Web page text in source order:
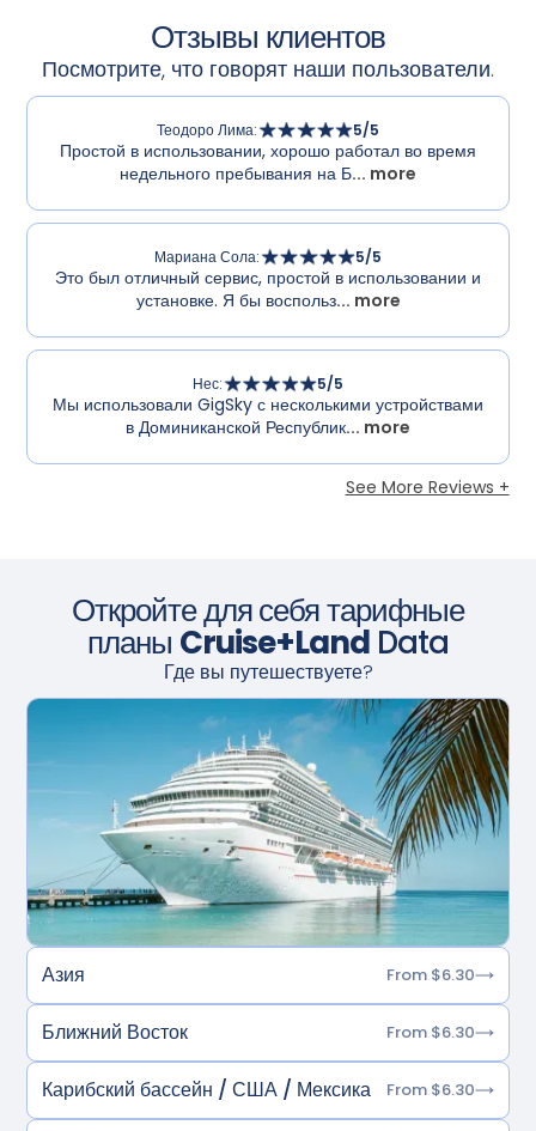
Отзывы клиентов
Посмотрите, что говорят наши пользователи.
Теодоро Лима: 5/5
Простой в использовании, хорошо работал во время
недельного пребывания на Б... more
Мариана Сола: 5/5
Это был отличный сервис, простой в использовании и
установке. Я бы воспольз... more
Нес: 5/5
Мы использовали GigSky с несколькими устройствами
в Доминиканской Республик... more
See More Reviews +
Откройте для себя тарифные
планы Cruise+LandData
Где вы путешествуете?
Азия From $6.30
Ближний Восток From $6.30
Карибский бассейн / США / Мексика From $6.30